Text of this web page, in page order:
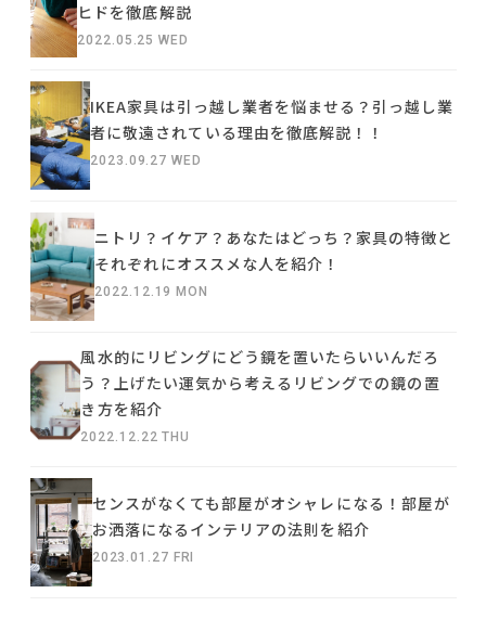
ヒドを徹底解説
2022.05.25 WED
IKEA家具は引っ越し業者を悩ませる？引っ越し業
者に敬遠されている理由を徹底解説！！
2023.09.27 WED
ニトリ？イケア？あなたはどっち？家具の特徴と
それぞれにオススメな人を紹介！
2022.12.19 MON
風水的にリビングにどう鏡を置いたらいいんだろ
う？上げたい運気から考えるリビングでの鏡の置
き方を紹介
2022.12.22 THU
センスがなくても部屋がオシャレになる！部屋が
お洒落になるインテリアの法則を紹介
2023.01.27 FRI